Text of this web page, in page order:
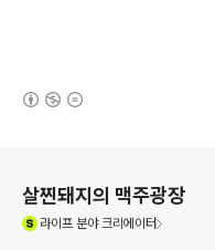
살찐돼지의 맥주광장
라이프 분야 크리에이터